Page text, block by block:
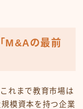
M&Aの最前
れまで教育市場は
模資本を持つ企業